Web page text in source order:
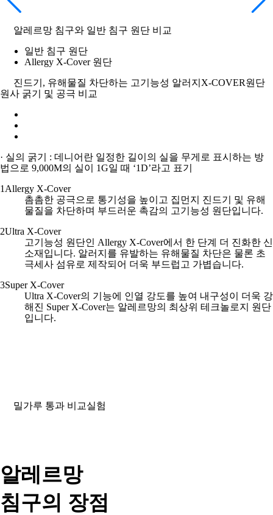
알레르망 침구와 일반 침구 원단 비교
일반 침구 원단
Allergy X-Cover 원단​
진드기, 유해물질 차단하는 고기능성 알러지X-COVER원단
원사 굵기 및 공극 비교
· 실의 굵기 : 데니어란 일정한 길이의 실을 무게로 표시하는 방
법으로 9,000M의 실이 1G일 때 ‘1D’라고 표기​
1 Allergy X-Cover
촘촘한 공극으로 통기성을 높이고 집먼지 진드기 및 유해
물질을 차단하며 부드러운 촉감의 고기능성 원단입니다.
2Ultra X-Cover
고기능성 원단인 Allergy X-Cover에서 한 단계 더 진화한 신
소재입니다. 알러지를 유발하는 유해물질 차단은 물론 초
극세사 섬유로 제작되어 더욱 부드럽고 가볍습니다.
3Super X-Cover
Ultra X-Cover의 기능에 인열 강도를 높여 내구성이 더욱 강
해진 Super X-Cover는 알레르망의 최상위 테크놀로지 원단
입니다.
밀가루 통과 비교실험​
알레르망
침구의 장점